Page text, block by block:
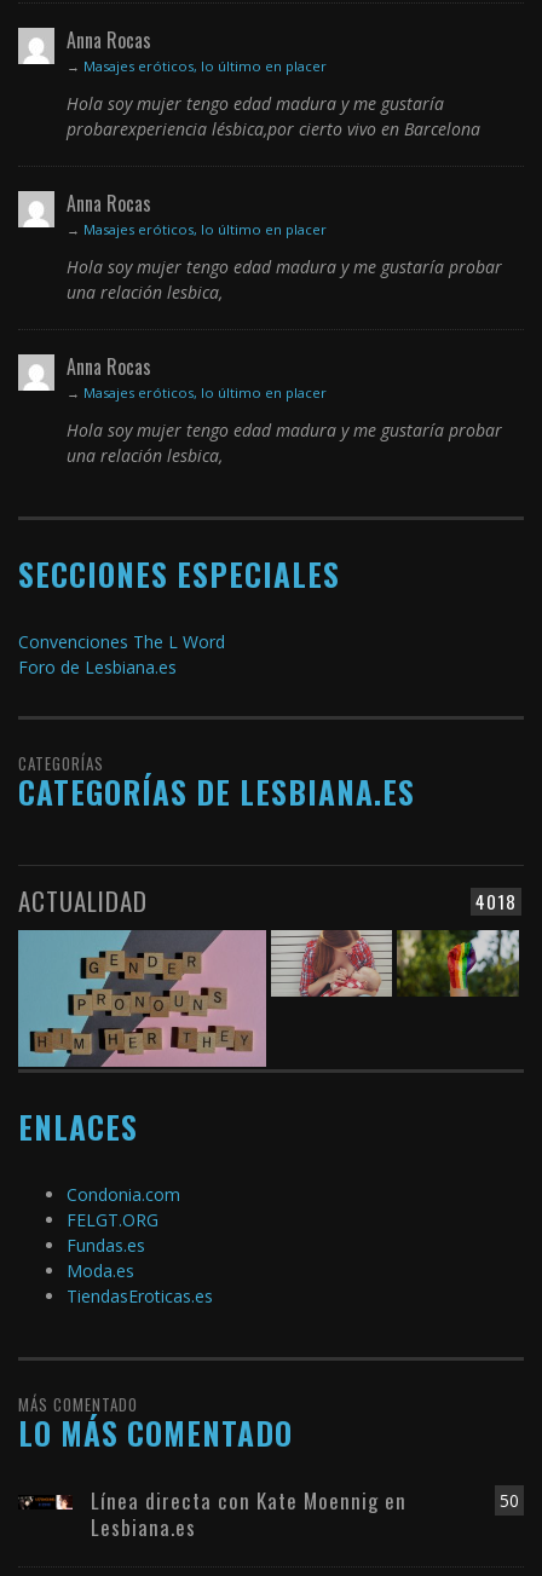
Anna Rocas
→ Masajes eróticos, lo último en placer
Hola soy mujer tengo edad madura y me gustaría
probarexperiencia lésbica,por cierto vivo en Barcelona
Anna Rocas
→ Masajes eróticos, lo último en placer
Hola soy mujer tengo edad madura y me gustaría probar
una relación lesbica,
Anna Rocas
→ Masajes eróticos, lo último en placer
Hola soy mujer tengo edad madura y me gustaría probar
una relación lesbica,
SECCIONES ESPECIALES
Convenciones The L Word
Foro de Lesbiana.es
CATEGORÍAS
CATEGORÍAS DE LESBIANA.ES
4018
ACTUALIDAD
ENLACES
Condonia.com
FELGT.ORG
Fundas.es
Moda.es
TiendasEroticas.es
MÁS COMENTADO
LO MÁS COMENTADO
50
Línea directa con Kate Moennig en
Lesbiana.es